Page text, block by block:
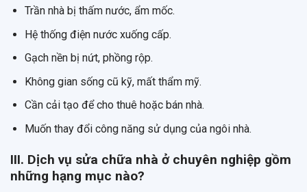
Trần nhà bị thấm nước, ẩm mốc.
Hệ thống điện nước xuống cấp.
Gạch nền bị nứt, phồng rộp.
Không gian sống cũ kỹ, mất thẩm mỹ.
Cần cải tạo để cho thuê hoặc bán nhà.
Muốn thay đổi công năng sử dụng của ngôi nhà.
III. Dịch vụ sửa chữa nhà ở chuyên nghiệp gồm
những hạng mục nào?